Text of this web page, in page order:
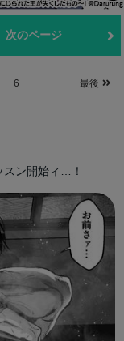
次のページ
6 最後
ン開始ィ…！